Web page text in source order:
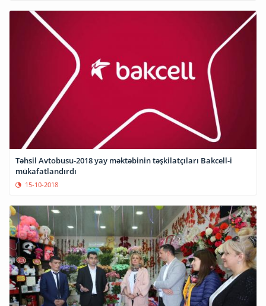
Təhsil Avtobusu-2018 yay məktəbinin təşkilatçıları Bakcell-i
mükafatlandırdı
15-10-2018